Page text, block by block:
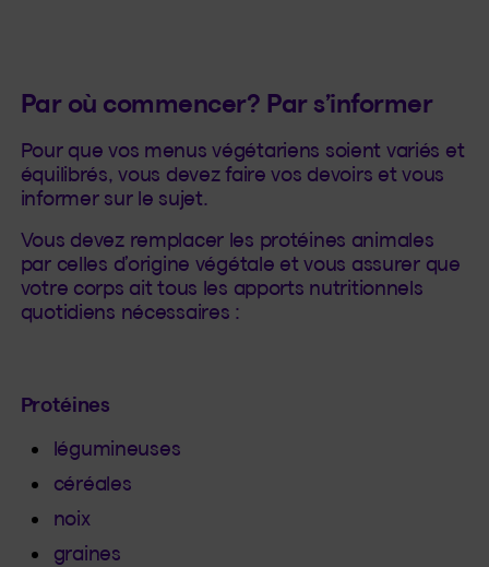
Par où commencer? Par s’informer
Pour que vos menus végétariens soient variés et
équilibrés, vous devez faire vos devoirs et vous
informer sur le sujet.
Vous devez remplacer les protéines animales
par celles d’origine végétale et vous assurer que
votre corps ait tous les apports nutritionnels
quotidiens nécessaires :
Protéines
légumineuses
céréales
noix
graines